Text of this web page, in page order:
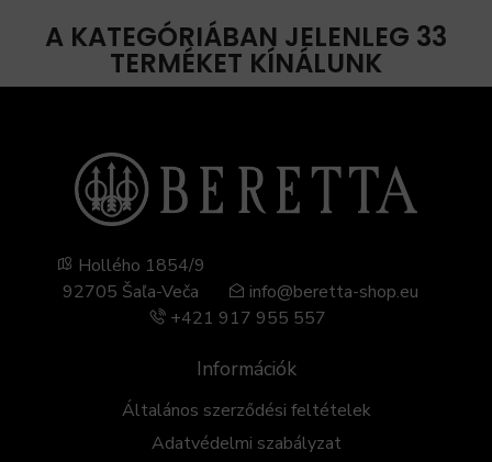
A KATEGÓRIÁBAN JELENLEG 33
TERMÉKET KÍNÁLUNK
Információk
Általános szerződési feltételek
Adatvédelmi szabályzat
Hollého 1854/9
92705 Šaľa-Veča
info@beretta-shop.eu
+421 917 955 557